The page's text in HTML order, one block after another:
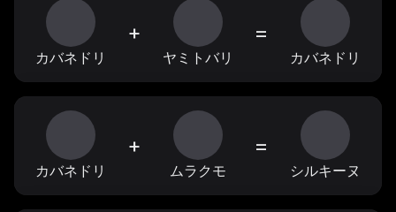
カバネドリ
+
ヤミトバリ
=
カバネドリ
カバネドリ
+
ムラクモ
=
シルキーヌ